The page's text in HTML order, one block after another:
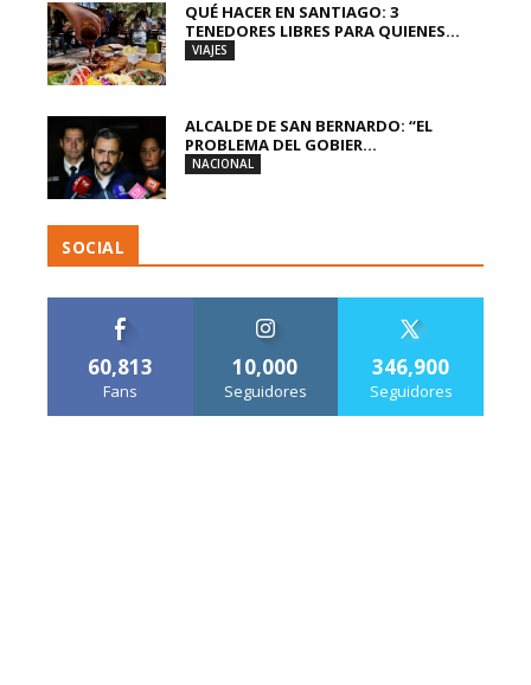
QUÉ HACER EN SANTIAGO: 3
TENEDORES LIBRES PARA QUIENES...
VIAJES
ALCALDE DE SAN BERNARDO: “EL
PROBLEMA DEL GOBIER...
NACIONAL
SOCIAL
60,813
Fans
10,000
Seguidores
346,900
Seguidores